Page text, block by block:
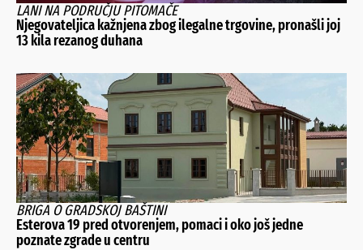
LANI NA PODRUČJU PITOMAČE
Njegovateljica kažnjena zbog ilegalne trgovine, pronašli joj
13 kila rezanog duhana
BRIGA O GRADSKOJ BAŠTINI
Esterova 19 pred otvorenjem, pomaci i oko još jedne
poznate zgrade u centru